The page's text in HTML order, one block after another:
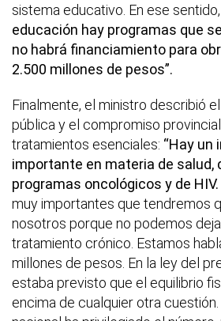
sistema educativo. En ese
educación hay programas que
no habrá financiamiento para
2.500 millones de pesos”.
Finalmente, el ministro describió
pública y el compromiso
tratamientos esenciales: “Hay un
importante en materia de salud,
programas oncológicos y de HIV.
muy importantes que tendremos
nosotros porque no podemos
tratamiento crónico. Estamos
millones de pesos. En la ley del
estaba previsto que el equilibrio
encima de cualquier otra